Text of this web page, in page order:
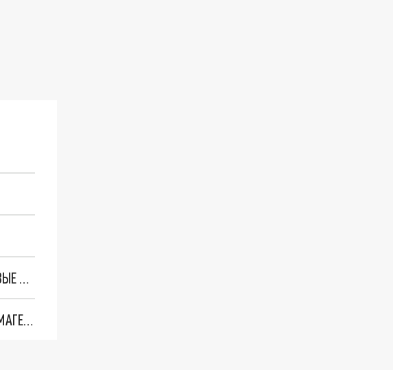
"ОЧЕНЬ ПЛОХИЕ НОВОСТИ": БОЛЬШАЯ ОШИБКА PALANTIR В РОССИИ. СТРАНЫ НАТО ВПЕРВЫЕ ЗА СВО ОСТАНОВИЛИ ПОСТАВКИ ОРУЖИЯ. ВСУ ТЕРЯЮТ ПРИГРАНИЧЬЕ?
ТРИ ГЛАВНЫХ ИНСАЙДА ОБ СВО. ОТМЕНА МОБИЛИЗАЦИИ И ВОЗВРАЩЕНИЕ "ГЕНЕРАЛА АРМАГЕДДОНА"? ОТЛИЧНЫЕ НОВОСТИ, КОТОРЫЕ ЖДАЛИ ВСЕ